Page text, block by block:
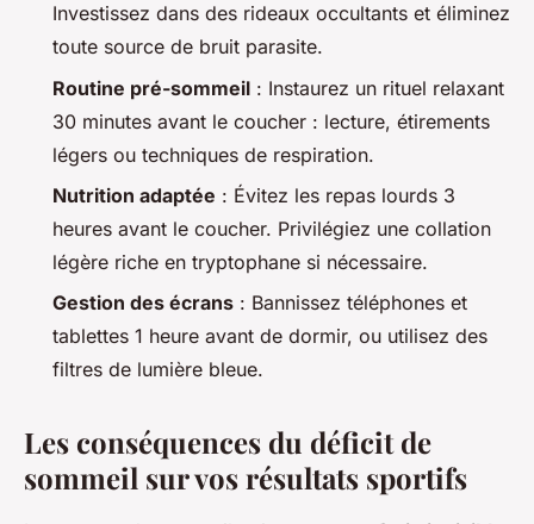
Investissez dans des rideaux occultants et éliminez
toute source de bruit parasite.
Routine pré-sommeil : Instaurez un rituel relaxant
30 minutes avant le coucher : lecture, étirements
légers ou techniques de respiration.
Nutrition adaptée : Évitez les repas lourds 3
heures avant le coucher. Privilégiez une collation
légère riche en tryptophane si nécessaire.
Gestion des écrans : Bannissez téléphones et
tablettes 1 heure avant de dormir, ou utilisez des
filtres de lumière bleue.
Les conséquences du déficit de
sommeil sur vos résultats sportifs